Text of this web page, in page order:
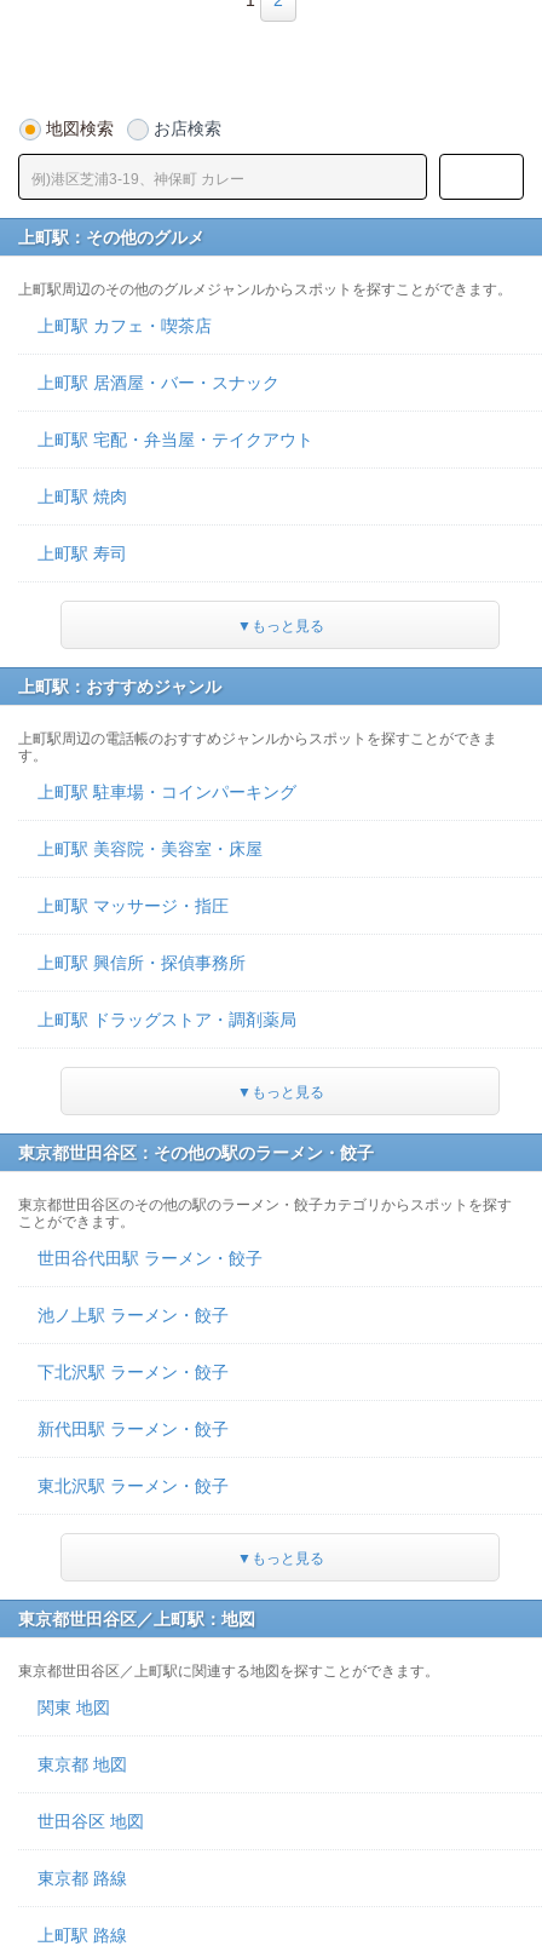
地図検索 お店検索
上町駅：その他のグルメ
上町駅周辺のその他のグルメジャンルからスポットを探すことができます。
上町駅 カフェ・喫茶店
上町駅 居酒屋・バー・スナック
上町駅 宅配・弁当屋・テイクアウト
上町駅 焼肉
上町駅 寿司
▼もっと見る
上町駅：おすすめジャンル
上町駅周辺の電話帳のおすすめジャンルからスポットを探すことができま
す。
上町駅 駐車場・コインパーキング
上町駅 美容院・美容室・床屋
上町駅 マッサージ・指圧
上町駅 興信所・探偵事務所
上町駅 ドラッグストア・調剤薬局
▼もっと見る
東京都世田谷区：その他の駅のラーメン・餃子
東京都世田谷区のその他の駅のラーメン・餃子カテゴリからスポットを探す
ことができます。
世田谷代田駅 ラーメン・餃子
池ノ上駅 ラーメン・餃子
下北沢駅 ラーメン・餃子
新代田駅 ラーメン・餃子
東北沢駅 ラーメン・餃子
▼もっと見る
東京都世田谷区／上町駅：地図
東京都世田谷区／上町駅に関連する地図を探すことができます。
関東 地図
東京都 地図
世田谷区 地図
東京都 路線
上町駅 路線